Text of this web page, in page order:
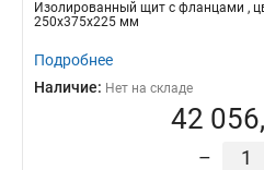
Изолированный щит с фланцами ,
250x375x225 мм
Подробнее
Наличие: Нет на складе
42
–